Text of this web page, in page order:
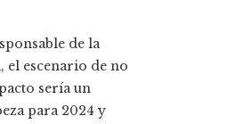
de la
escenario de no
sería un
para 2024 y